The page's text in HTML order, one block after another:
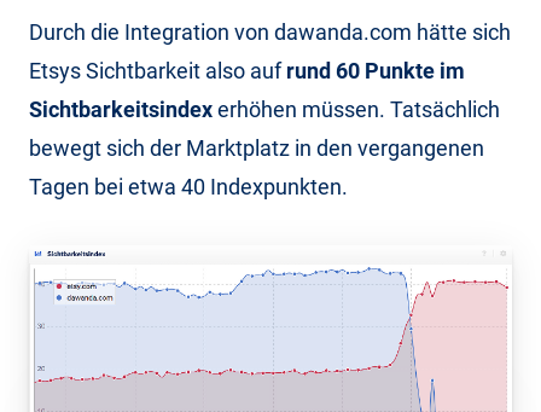
Durch die Integration von dawanda.com hätte sich
Etsys Sichtbarkeit also aufrund 60 Punkte im
Sichtbarkeitsindexerhöhen müssen. Tatsächlich
bewegt sich der Marktplatz in den vergangenen
Tagen bei etwa 40 Indexpunkten.